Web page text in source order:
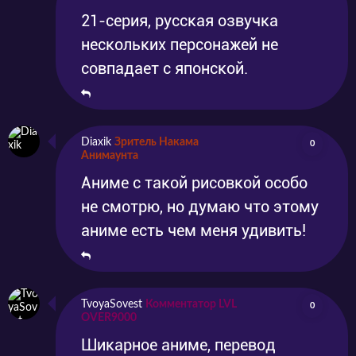
21-серия, русская озвучка
нескольких персонажей не
совпадает с японской.
Diaxik Зритель Накама
Анимаунта
0
Аниме с такой рисовкой особо
не смотрю, но думаю что этому
аниме есть чем меня удивить!
TvoyaSovest Комментатор LVL
OVER9000
0
Шикарное аниме, перевод